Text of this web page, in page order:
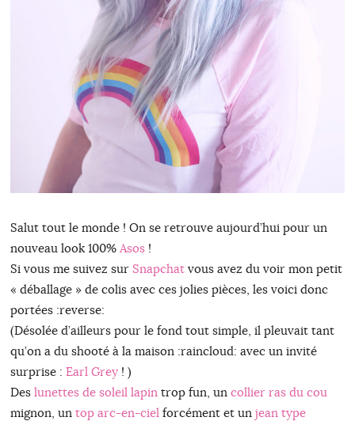
Salut tout le monde ! On se retrouve aujourd’hui pour un
nouveau look 100% Asos!
Si vous me suivez sur Snapchatvous avez du voir mon petit
« déballage » de colis avec ces jolies pièces, les voici donc
portées :reverse:
(Désolée d’ailleurs pour le fond tout simple, il pleuvait tant
qu’on a du shooté à la maison :raincloud: avec un invité
surprise : Earl Grey ! )
Des lunettes de soleil lapintrop fun, un collier ras du cou
mignon, un top arc-en-cielforcément et un jean type